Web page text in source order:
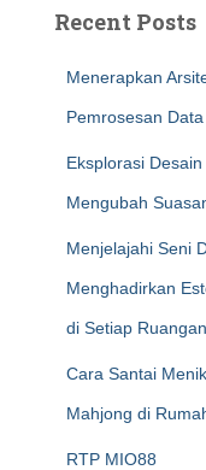
Recent Posts
Menerapkan
Pemrosesan
Eksplorasi
Mengubah
Menjelajahi Seni
Menghadirkan
di Setiap Ruangan
Cara Santai
Mahjong di
RTP MIO88